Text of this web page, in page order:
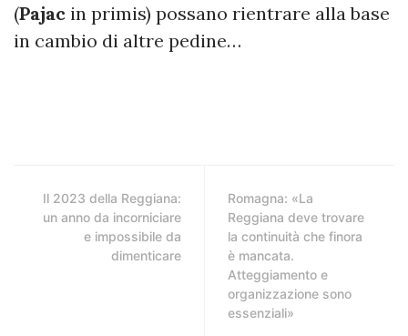
(Pajac in primis) possano rientrare alla base
in cambio di altre pedine…
Il 2023 della Reggiana:
un anno da incorniciare
e impossibile da
dimenticare
Romagna: «La
Reggiana deve trovare
la continuità che finora
è mancata.
Atteggiamento e
organizzazione sono
essenziali»